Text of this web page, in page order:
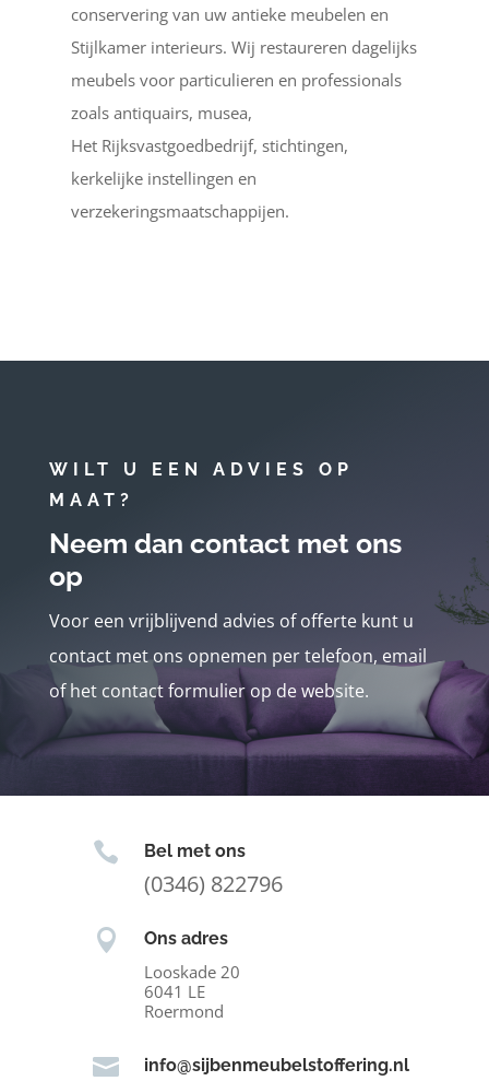
conservering van uw antieke meubelen en
Stijlkamer interieurs. Wij restaureren dagelijks
meubels voor particulieren en professionals
zoals antiquairs, musea,
Het Rijksvastgoedbedrijf, stichtingen,
kerkelijke instellingen en
verzekeringsmaatschappijen.
WILT U EEN ADVIES OP
MAAT?
Neem dan contact met ons
op
Voor een vrijblijvend advies of offerte kunt u
contact met ons opnemen per telefoon, email
of het contact formulier op de website.
 Bel met ons
(0346) 822796
 Ons adres
Looskade 20
6041 LE
Roermond
 info@sijbenmeubelstoffering.nl